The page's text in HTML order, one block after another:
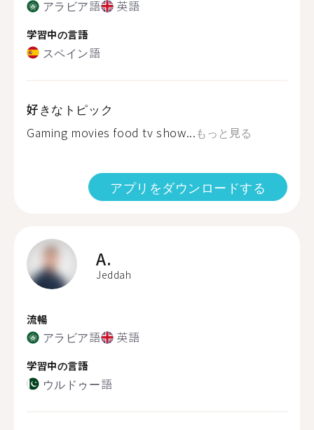
アラビア語 英語
学習中の言語
スペイン語
好きなトピック
Gaming movies food tv show...もっと見る
アプリをダウンロードする
A.
Jeddah
流暢
アラビア語 英語
学習中の言語
ウルドゥー語